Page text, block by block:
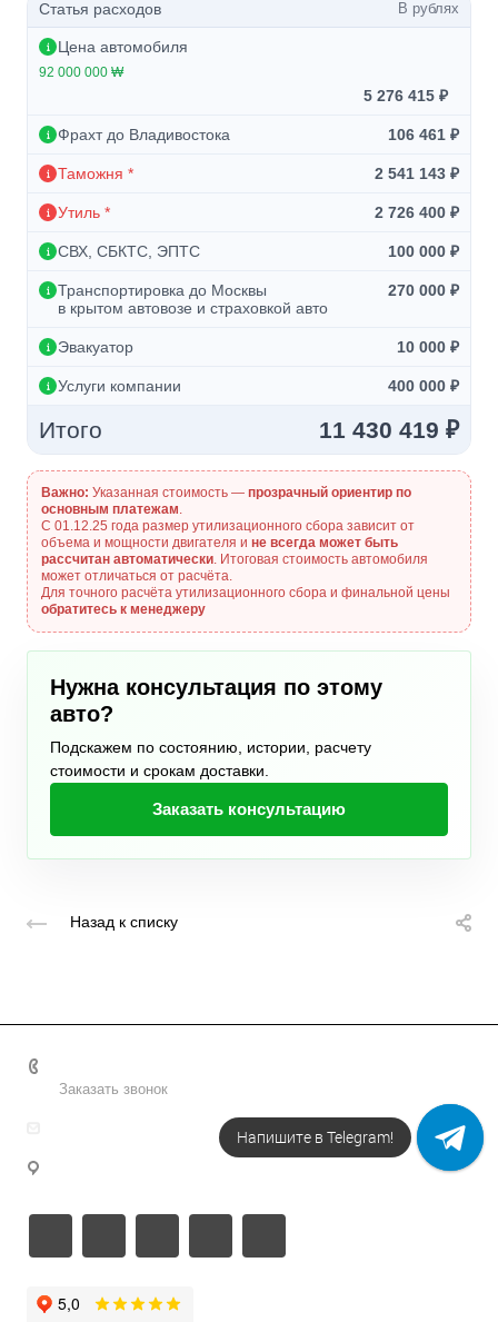
Статья расходов В рублях
Цена автомобиля
92 000 000 ₩
5 276 415 ₽
Фрахт до Владивостока 106 461 ₽
Таможня * 2 541 143 ₽
Утиль * 2 726 400 ₽
СВХ, СБКТС, ЭПТС 100 000 ₽
Транспортировка до Москвы
в крытом автовозе и страховкой авто
270 000 ₽
Эвакуатор 10 000 ₽
Услуги компании 400 000 ₽
Итого 11 430 419 ₽
Важно: Указанная стоимость — прозрачный ориентир по
основным платежам.
С 01.12.25 года размер утилизационного сбора зависит от
объема и мощности двигателя и не всегда может быть
рассчитан автоматически. Итоговая стоимость автомобиля
может отличаться от расчёта.
Для точного расчёта утилизационного сбора и финальной цены
обратитесь к менеджеру
Нужна консультация по этому
авто?
Подскажем по состоянию, истории, расчету
стоимости и срокам доставки.
Заказать консультацию
Назад к списку
Заказать звонок
info@metodsmirnova.ru Напишите в Telegram!